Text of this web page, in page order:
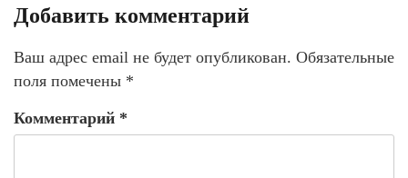
Добавить комментарий
Ваш адрес email не будет опубликован. Обязательные
поля помечены *
Комментарий *